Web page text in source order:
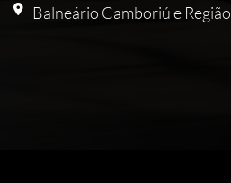
Balneário Camboriú e Região